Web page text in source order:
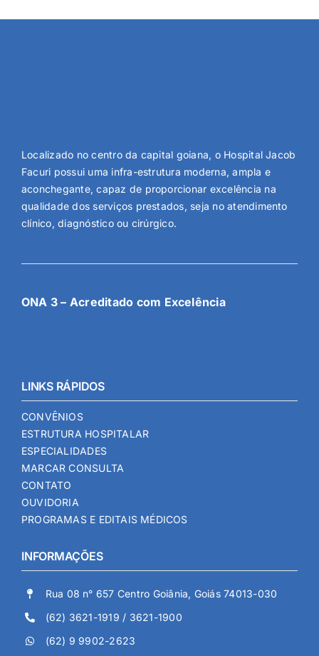
Localizado no centro da capital goiana, o Hospital Jacob
Facuri possui uma infra-estrutura moderna, ampla e
aconchegante, capaz de proporcionar excelência na
qualidade dos serviços prestados, seja no atendimento
clínico, diagnóstico ou cirúrgico.
ONA 3 – Acreditado com Excelência
LINKS RÁPIDOS
CONVÊNIOS
ESTRUTURA HOSPITALAR
ESPECIALIDADES
MARCAR CONSULTA
CONTATO
OUVIDORIA
PROGRAMAS E EDITAIS MÉDICOS
INFORMAÇÕES
Rua 08 n° 657 Centro Goiânia, Goiás 74013-030
(62) 3621-1919 / 3621-1900
(62) 9 9902-2623